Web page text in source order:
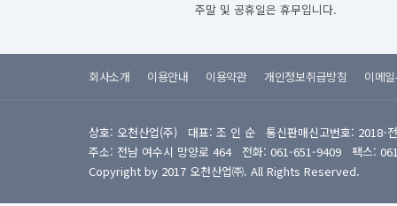
주말 및 공휴일은 휴무입니다.
회사소개 이용안내 이용약관 개인정보취급방침 이메
상호: 오천산업(주) 대표: 조 인 순 통신판매신고번호: 2018-
주소: 전남 여수시 망양로 464 전화: 061-651-9409 팩스:
Copyright by 2017 오천산업㈜. All Rights Reserved.